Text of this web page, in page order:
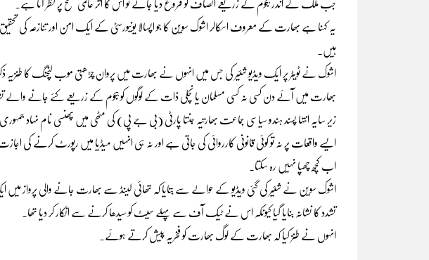
یہ کہنا ہے بھارت کے معروف اسکالر اشوک سوین کا جو اپسالا یونیورسٹی کے ایک امن اور تنازعہ کی
ہیں۔
اشوک نے ٹویٹر پر ایک ویڈیو شئیر کی جس میں انہوں نے بھارت میں پروان چڑھتی موب لنچنگ کا طنزیہ
بھارت میں آئے دن کسی نہ کسی مسلمان یا نچلی ذات کے لوگوں کو ہجوم کے زریعے کئے جانے والے تشدد
زیر سایہ انتہا پسند ہندو سیاسی جماعت بھارتیہ جنتا پارٹی (بی جے پی) کی مٹھی میں پھنسی نام
ایسے واقعات پر نہ تو کوئی قانونی کارروائی کی جاتی ہے اور نہ ہی انہیں میڈیا میں رپورٹ کرنے
اب کچھ چھپا نہیں رہ سکتا۔
اشوک سوین نے شئیر کی گئی ویڈیو کے حوالے سے بتایا کہ تھائی لینڈ سے بھارت جانے والی
تشدد کا نشانہ بنایا گیا کیونکہ اس نے ٹیک آف سے پہلے سیٹ کو سیدھا کرنے سے انکار کر دیا تھا۔
انہوں نے طنز کیا کہ بھارت کے لوگ بھارت کو فخریہ پیش کرتے ہوئے۔